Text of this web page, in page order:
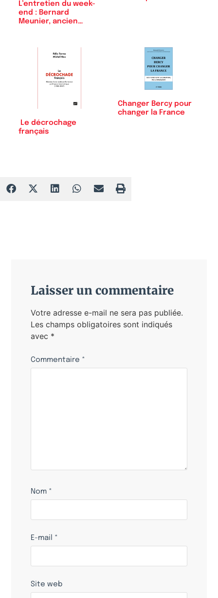
L’entretien du week-
end : Bernard
Meunier, ancien…
Le décrochage
français
Changer Bercy pour
changer la France
Laisser un commentaire
Votre adresse e-mail ne sera pas publiée.
Les champs obligatoires sont indiqués
avec *
Commentaire *
Nom *
E-mail *
Site web